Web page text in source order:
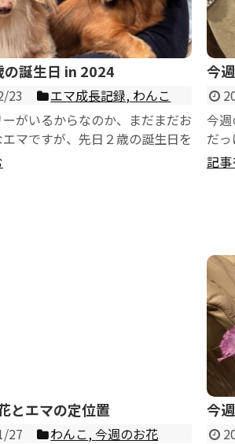
の誕生日 in 2024
23 エマ成長記録, わんこ
がいるからなのか、まだまだお
マですが、先日２歳の誕生日を
リリーに甘えたい、ちょっかい
今
今
だ
て。
記
とエマの定位置
27 わんこ,今週のお花
今